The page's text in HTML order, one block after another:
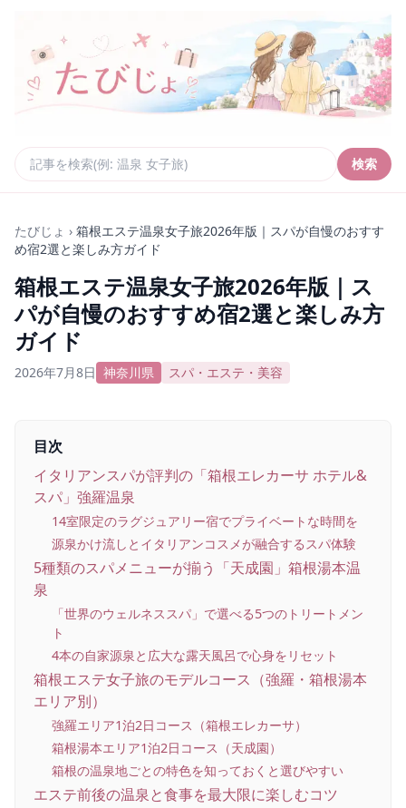
検索
たびじょ › 箱根エステ温泉女子旅2026年版｜スパが自慢のおすす
め宿2選と楽しみ方ガイド
箱根エステ温泉女子旅2026年版｜ス
パが自慢のおすすめ宿2選と楽しみ方
ガイド
2026年7月8日 神奈川県 スパ・エステ・美容
目次
イタリアンスパが評判の「箱根エレカーサ ホテル&
スパ」強羅温泉
14室限定のラグジュアリー宿でプライベートな時間を
源泉かけ流しとイタリアンコスメが融合するスパ体験
5種類のスパメニューが揃う「天成園」箱根湯本温
泉
「世界のウェルネススパ」で選べる5つのトリートメン
ト
4本の自家源泉と広大な露天風呂で心身をリセット
箱根エステ女子旅のモデルコース（強羅・箱根湯本
エリア別）
強羅エリア1泊2日コース（箱根エレカーサ）
箱根湯本エリア1泊2日コース（天成園）
箱根の温泉地ごとの特色を知っておくと選びやすい
エステ前後の温泉と食事を最大限に楽しむコツ